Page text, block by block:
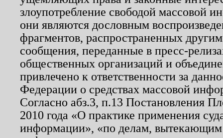
злоупотребление свободой массовой
они являются дословным
фрагментов, распространенных
сообщения, переданные в пресс-
общественных организаций и
привлечено к ответственности за
Федерации о средствах массовой
Согласно абз.3, п.13 Постановления
2010 года «О практике применения
информации», «по делам, вытекающим